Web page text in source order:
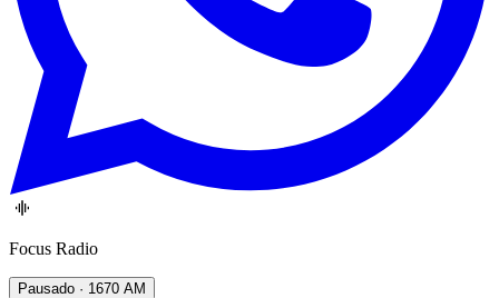
Focus Radio
Pausado · 1670 AM